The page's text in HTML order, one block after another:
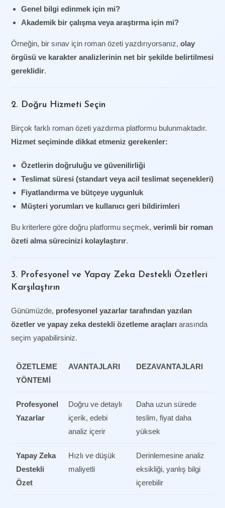
Genel bilgi edinmek için mi?
Akademik bir çalışma veya araştırma için mi?
Örneğin, bir sınav için roman özeti yazdırıyorsanız,olay
örgüsü ve karakter analizlerinin net bir şekilde belirtilmesi
gereklidir.
2. Doğru Hizmeti Seçin
Birçok farklı roman özeti yazdırma platformu bulunmaktadır.
Hizmet seçiminde dikkat etmeniz gerekenler:
Özetlerin doğruluğu ve güvenilirliği
Teslimat süresi (standart veya acil teslimat seçenekleri)
Fiyatlandırma ve bütçeye uygunluk
Müşteri yorumları ve kullanıcı geri bildirimleri
Bu kriterlere göre doğru platformu seçmek,verimli bir roman
özeti alma sürecinizi kolaylaştırır.
3. Profesyonel ve Yapay Zeka Destekli Özetleri
Karşılaştırın
Günümüzde, profesyonel yazarlar tarafından yazılan
özetler ve yapay zeka destekli özetleme araçları arasında
seçim yapabilirsiniz.
ÖZETLEME
YÖNTEMI
AVANTAJLARI DEZAVANTAJLARI
Profesyonel
Yazarlar
Doğru ve detaylı
içerik, edebi
analiz içerir
Daha uzun sürede
teslim, fiyat daha
yüksek
Yapay Zeka
Destekli
Özet
Hızlı ve düşük
maliyetli
Derinlemesine analiz
eksikliği, yanlış bilgi
içerebilir